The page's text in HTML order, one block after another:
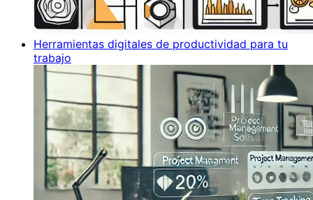
Herramientas digitales de productividad para tu
trabajo